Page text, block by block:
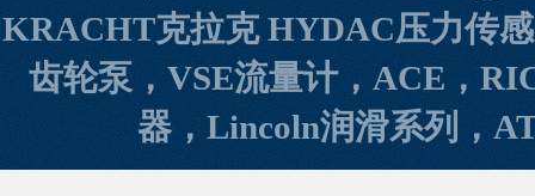
KRACHT克拉克 HYDAC压力传
齿轮泵，VSE流量计，ACE，
器，Lincoln润滑系列，